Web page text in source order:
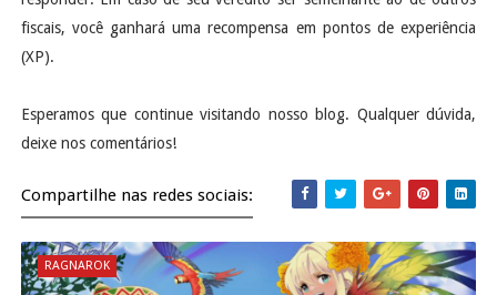
fiscais, você ganhará uma recompensa em pontos de experiência
(XP).
Esperamos que continue visitando nosso blog. Qualquer dúvida,
deixe nos comentários!
Compartilhe nas redes sociais:
RAGNAROK